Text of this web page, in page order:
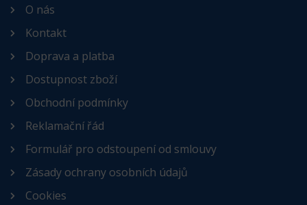
O nás
Kontakt
Doprava a platba
Dostupnost zboží
Obchodní podmínky
Reklamační řád
Formulář pro odstoupení od smlouvy
Zásady ochrany osobních údajů
Cookies